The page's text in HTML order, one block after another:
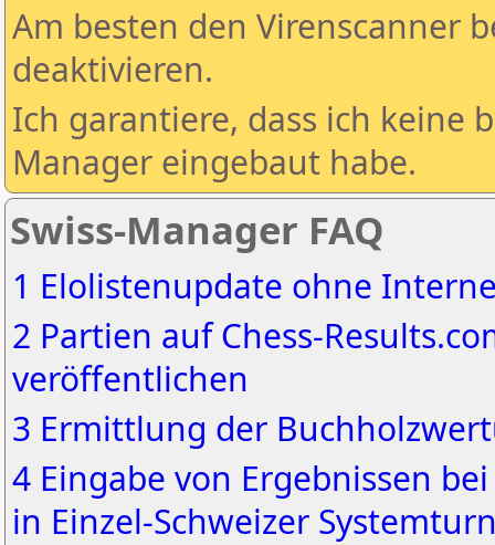
Am besten den Virenscanner
deaktivieren.
Ich garantiere, dass ich keine
Manager eingebaut habe.
Swiss-Manager FAQ
1 Elolistenupdate ohne
2 Partien auf Chess-
veröffentlichen
3 Ermittlung der
4 Eingabe von Ergebnissen
in Einzel-Schweizer